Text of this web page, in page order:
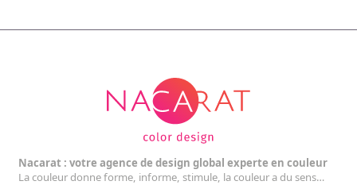
Nacarat : votre agence de design global experte en couleur
La couleur donne forme, informe, stimule, la couleur a du sens…